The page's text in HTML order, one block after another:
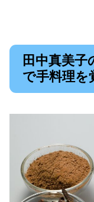
田中真美子
で手料理を